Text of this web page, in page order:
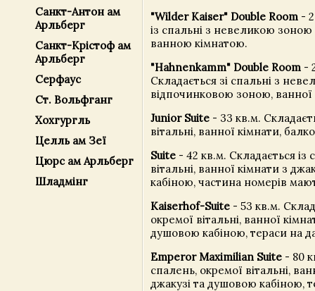
Санкт-Антон ам
Арльберг
Санкт-Крістоф ам
Арльберг
Серфаус
Ст. Вольфганг
Хохгургль
Целль ам Зеї
Цюрс ам Арльберг
Шладмінг
"Wilder Kaiser" Double Room -
із спальні з невеликою зоною
ванною кімнатою.
"Hahnenkamm" Double Room -
Складається зі спальні з
відпочинковою зоною, ванної
Junior Suite - 33 кв.м.
вітальні, ванної кімнати,
Suite - 42 кв.м. Складається із
вітальні, ванної кімнати з
кабіною, частина номерів
Kaiserhof-Suite - 53 кв.м.
окремої вітальні, ванної
душовою кабіною, тераси на
Emperor Maximilian Suite - 80
спалень, окремої вітальні,
джакузі та душовою кабіною,